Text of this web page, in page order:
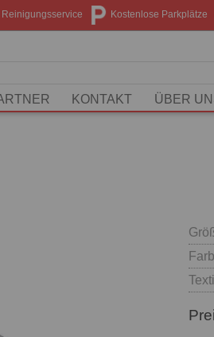
Kostenlose Parkplätze
Reinigungsservice
KONTAKT ÜBER